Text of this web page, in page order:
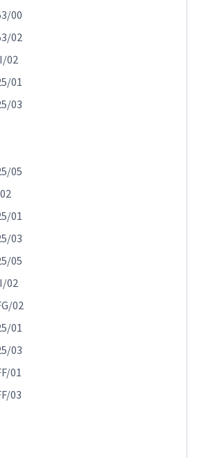
00
02
02
01
03
05
01
03
05
02
02
01
03
01
03